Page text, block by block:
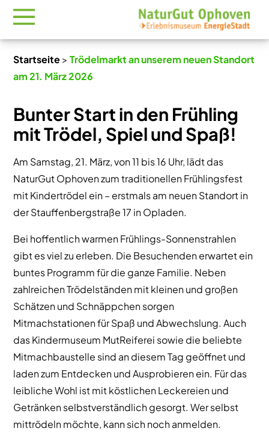
Startseite>Trödelmarkt an unserem neuen Standort
am 21. März 2026
Bunter Start in den Frühling
mit Trödel, Spiel und Spaß!
Am Samstag, 21. März, von 11 bis 16 Uhr, lädt das
NaturGut Ophoven zum traditionellen Frühlingsfest
mit Kindertrödel ein – erstmals am neuen Standort in
der Stauffenbergstraße 17 in Opladen.
Bei hoffentlich warmen Frühlings-Sonnenstrahlen
gibt es viel zu erleben. Die Besuchenden erwartet ein
buntes Programm für die ganze Familie. Neben
zahlreichen Trödelständen mit kleinen und großen
Schätzen und Schnäppchen sorgen
Mitmachstationen für Spaß und Abwechslung. Auch
das Kindermuseum MutReiferei sowie die beliebte
Mitmachbaustelle sind an diesem Tag geöffnet und
laden zum Entdecken und Ausprobieren ein. Für das
leibliche Wohl ist mit köstlichen Leckereien und
Getränken selbstverständlich gesorgt. Wer selbst
mittrödeln möchte, kann sich noch anmelden.